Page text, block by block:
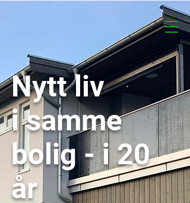
Nytt liv
i samme
bolig - i 20
år